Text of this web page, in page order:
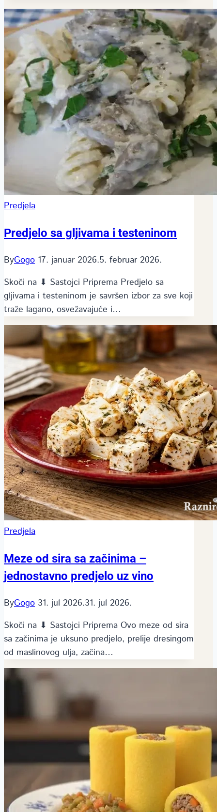
Predjela
Predjelo sa gljivama i testeninom
ByGogo 17. januar 2026.5. februar 2026.
Skoči na ⬇ Sastojci Priprema Predjelo sa
gljivama i testeninom je savršen izbor za sve koji
traže lagano, osvežavajuće i…
Predjela
Meze od sira sa začinima –
jednostavno predjelo uz vino
ByGogo 31. jul 2026.31. jul 2026.
Skoči na ⬇ Sastojci Priprema Ovo meze od sira
sa začinima je uksuno predjelo, prelije dresingom
od maslinovog ulja, začina…